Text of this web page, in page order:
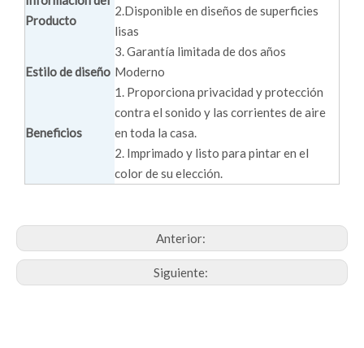
Producto
2.Disponible en diseños de superficies
lisas
3. Garantía limitada de dos años
Estilo de diseño Moderno
Beneficios
1. Proporciona privacidad y protección
contra el sonido y las corrientes de aire
en toda la casa.
2. Imprimado y listo para pintar en el
color de su elección.
Anterior:
Siguiente: